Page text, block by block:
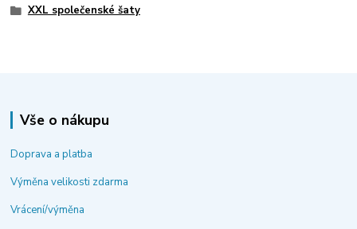
XXL společenské šaty
Vše o nákupu
Doprava a platba
Výměna velikosti zdarma
Vrácení/výměna